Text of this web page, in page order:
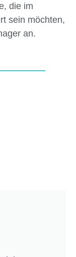
die im
sein möchten,
an.